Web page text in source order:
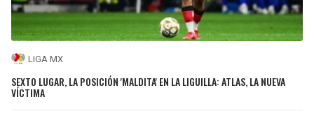
LIGA MX
SEXTO LUGAR, LA POSICIÓN 'MALDITA' EN LA LIGUILLA: ATLAS, LA NUEVA
VÍCTIMA